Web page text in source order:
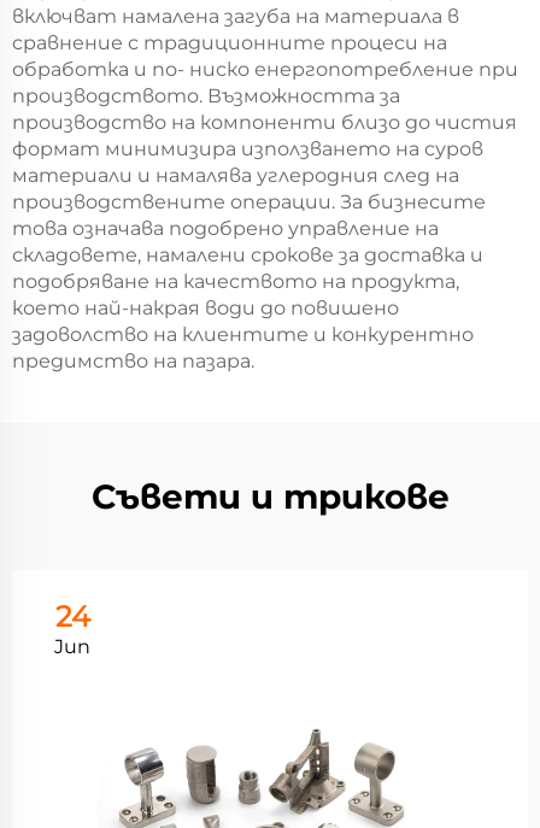
включват намалена загуба на материала в
сравнение с традиционните процеси на
обработка и по- ниско енергопотребление при
производството. Възможността за
производство на компоненти близо до чистия
формат минимизира използването на суров
материали и намалява углеродния след на
производствените операции. За бизнесите
това означава подобрено управление на
складовете, намалени срокове за доставка и
подобряване на качеството на продукта,
което най-накрая води до повишено
задоволство на клиентите и конкурентно
предимство на пазара.
Съвети и трикове
24
Jun